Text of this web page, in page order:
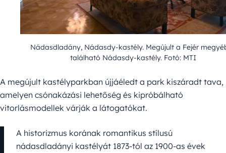
Nádasdladány, Nádasdy-kastély. Megújult a Fejér
található Nádasdy-kastély. Fotó: MTI
A megújult kastélyparkban újjáéledt a park kiszáradt tava,
amelyen csónakázási lehetőség és kipróbálható
vitorlásmodellek várják a látogatókat.
A historizmus korának romantikus stílusú
nádasdladányi kastélyát 1873-tól az 1900-as évek